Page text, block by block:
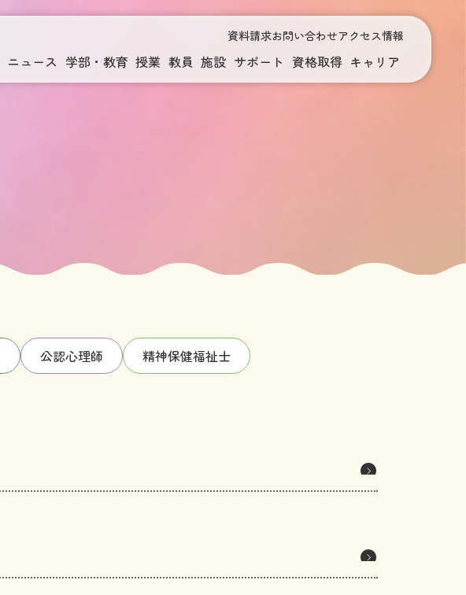
ニュース 学部・教育 授業 教員 施設 サポート 資格取得 キャリア
資料請求お問い合わせアクセス情報
公認心理師 精神保健福祉士